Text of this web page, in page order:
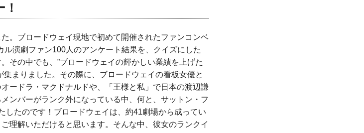
。ブロードウェイ現地で初めて開催されたファンコンベ
演劇ファン100人のアンケート結果を、クイズにした
その中でも、”ブロードウェイの輝かしい業績を上げた
まりました。その際に、ブロードウェイの看板女優と
ードラ・マクドナルドや、「王様と私」で日本の渡辺謙
ンバーがランク外になっている中、何と、サットン・フ
したのです！ブロードウェイは、約41劇場から成ってい
理解いただけると思います。そんな中、彼女のランクイ